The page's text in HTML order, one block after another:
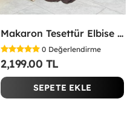
Makaron Tesettür Elbise Kahverengi Kahverengi
0 Değerlendirme
2,199.00 TL
SEPETE EKLE